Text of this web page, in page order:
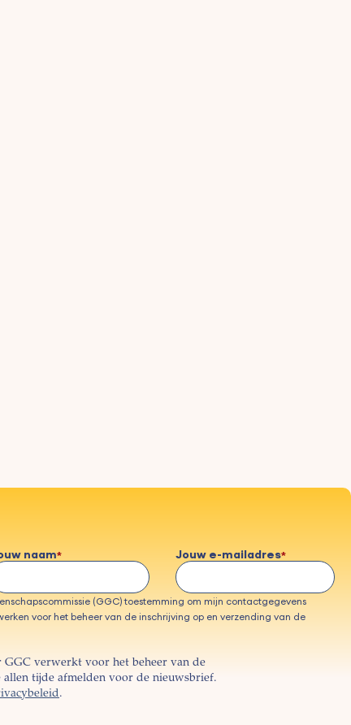
naam Jouw e-mailadres
(GGC) toestemming om mijn contactgegevens
voor het beheer van de inschrijving op en verzending van de
verwerkt voor het beheer van de
tijde afmelden voor de nieuwsbrief.
.